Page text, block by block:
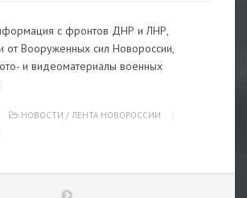
с фронтов ДНР и ЛНР,
от Вооруженных сил Новороссии,
и видеоматериалы военных
НОВОСТИ / ЛЕНТА НОВОРОССИИ